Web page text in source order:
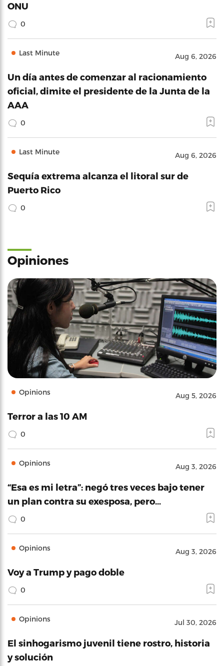
ONU
0
Last Minute Aug 6, 2026
Un día antes de comenzar al racionamiento
oficial, dimite el presidente de la Junta de la
AAA
0
Last Minute Aug 6, 2026
Sequía extrema alcanza el litoral sur de
Puerto Rico
0
Opiniones
Opinions Aug 5, 2026
Terror a las 10 AM
0
Opinions Aug 3, 2026
“Esa es mi letra”: negó tres veces bajo tener
un plan contra su exesposa, pero…
0
Opinions Aug 3, 2026
Voy a Trump y pago doble
0
Opinions Jul 30, 2026
El sinhogarismo juvenil tiene rostro, historia
y solución